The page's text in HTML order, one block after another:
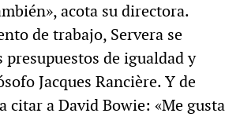
acota su directora.
de trabajo, Servera se
presupuestos de igualdad y
Jacques Rancière. Y de
citar a David Bowie: «Me gusta